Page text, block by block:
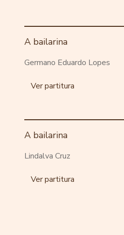
A bailarina
Germano Eduardo Lopes
Ver partitura
A bailarina
Lindalva Cruz
Ver partitura